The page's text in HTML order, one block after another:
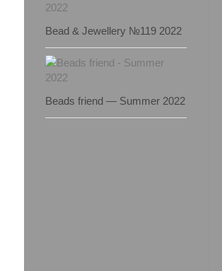
Bead & Jewellery №119 2022
Beads friend — Summer 2022